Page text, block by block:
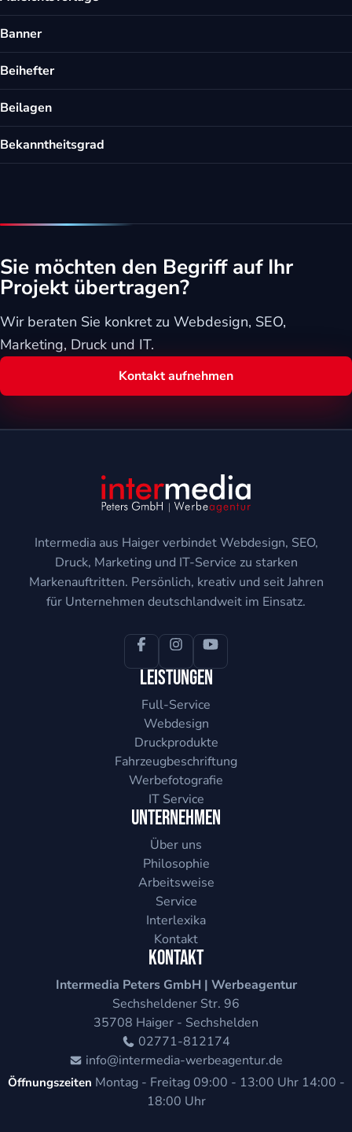
Banner
Beihefter
Beilagen
Bekanntheitsgrad
Sie möchten den Begriff auf Ihr
Projekt übertragen?
Wir beraten Sie konkret zu Webdesign, SEO,
Marketing, Druck und IT.
Kontakt aufnehmen
Intermedia aus Haiger verbindet Webdesign, SEO,
Druck, Marketing und IT-Service zu starken
Markenauftritten. Persönlich, kreativ und seit Jahren
für Unternehmen deutschlandweit im Einsatz.
Leistungen
Full-Service
Webdesign
Druckprodukte
Fahrzeugbeschriftung
Werbefotografie
IT Service
Unternehmen
Über uns
Philosophie
Arbeitsweise
Service
Interlexika
Kontakt
Kontakt
Intermedia Peters GmbH | Werbeagentur
Sechsheldener Str. 96
35708 Haiger - Sechshelden
02771-812174
info@intermedia-werbeagentur.de
Öffnungszeiten Montag - Freitag 09:00 - 13:00 Uhr 14:00 -
18:00 Uhr